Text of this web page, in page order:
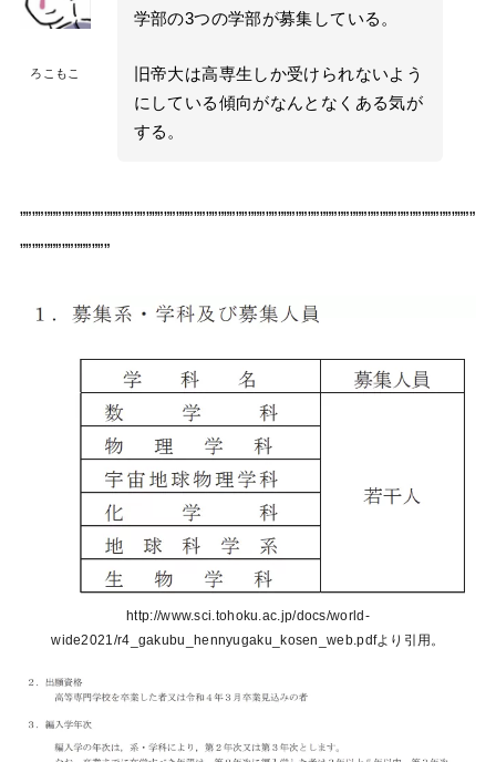
ろこもこ
学部の3つの学部が募集している。
旧帝大は高専生しか受けられないよう
にしている傾向がなんとなくある気が
する。
””””””””””””””””””””””””””””””””””””””””””””””””””””””””””””””””””””””””””””
”””””””””””””””
http://www.sci.tohoku.ac.jp/docs/world-
wide2021/r4_gakubu_hennyugaku_kosen_web.pdfより引用。